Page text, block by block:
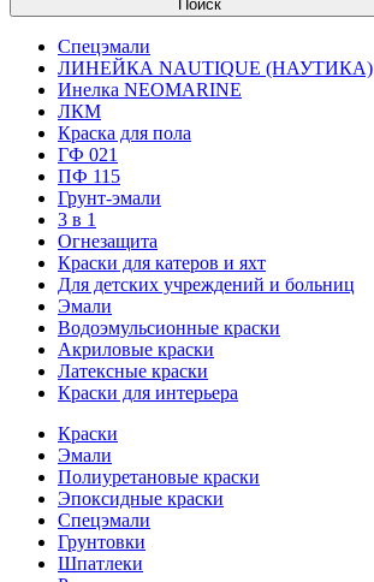
Поиск
Спецэмали
ЛИНЕЙКА NAUTIQUE (НАУТИКА)
Инелка NEOMARINE
ЛКМ
Краска для пола
ГФ 021
ПФ 115
Грунт-эмали
3 в 1
Огнезащита
Краски для катеров и яхт
Для детских учреждений и больниц
Эмали
Водоэмульсионные краски
Акриловые краски
Латексные краски
Краски для интерьера
Краски
Эмали
Полиуретановые краски
Эпоксидные краски
Спецэмали
Грунтовки
Шпатлеки